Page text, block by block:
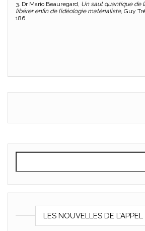
3. Dr Mario Beauregard, Un saut quantique de
libérer enfin de l’idéologie matérialiste, Guy
186
LES NOUVELLES DE